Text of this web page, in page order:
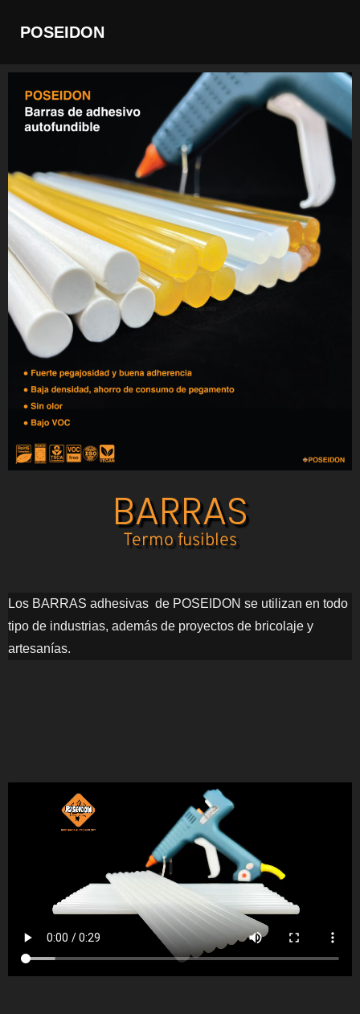
POSEIDON
BARRAS
Termo fusibles
Los BARRAS adhesivas de POSEIDON se utilizan en todo
tipo de industrias, además de proyectos de bricolaje y
artesanías.